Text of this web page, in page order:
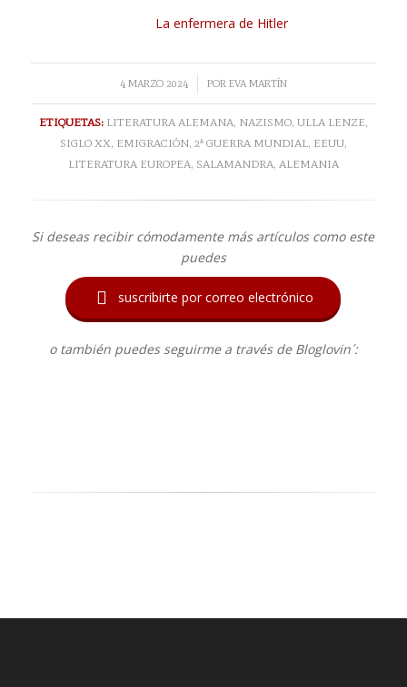
La enfermera de Hitler
4 MARZO 2024
/ POR EVA MARTÍN
ETIQUETAS: LITERATURA ALEMANA, NAZISMO, ULLA LENZE,
SIGLO XX, EMIGRACIÓN, 2ª GUERRA MUNDIAL, EEUU,
LITERATURA EUROPEA, SALAMANDRA, ALEMANIA
Si deseas recibir cómodamente más artículos como este
puedes
 suscribirte por correo electrónico
o también puedes seguirme a través de Bloglovin´: